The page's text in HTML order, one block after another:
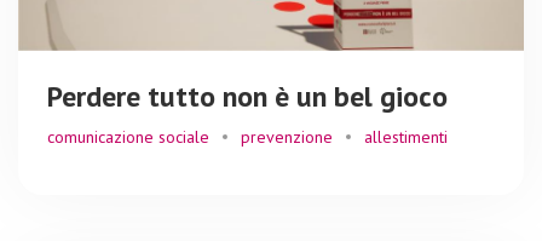
Perdere tutto non è un bel gioco
comunicazione sociale prevenzione allestimenti